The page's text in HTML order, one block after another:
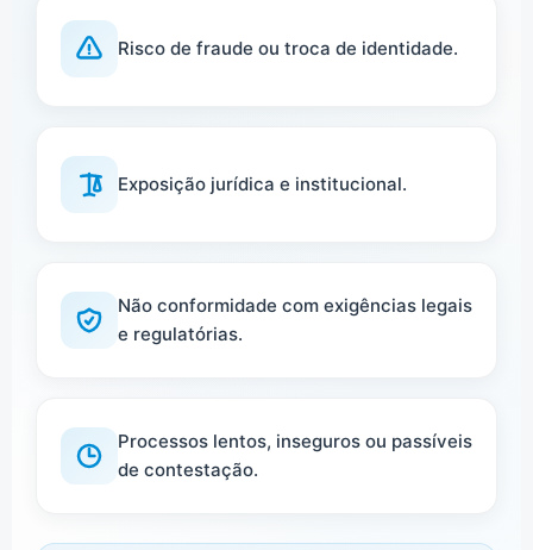
Risco de fraude ou troca de identidade.
Exposição jurídica e institucional.
Não conformidade com exigências legais
e regulatórias.
Processos lentos, inseguros ou passíveis
de contestação.